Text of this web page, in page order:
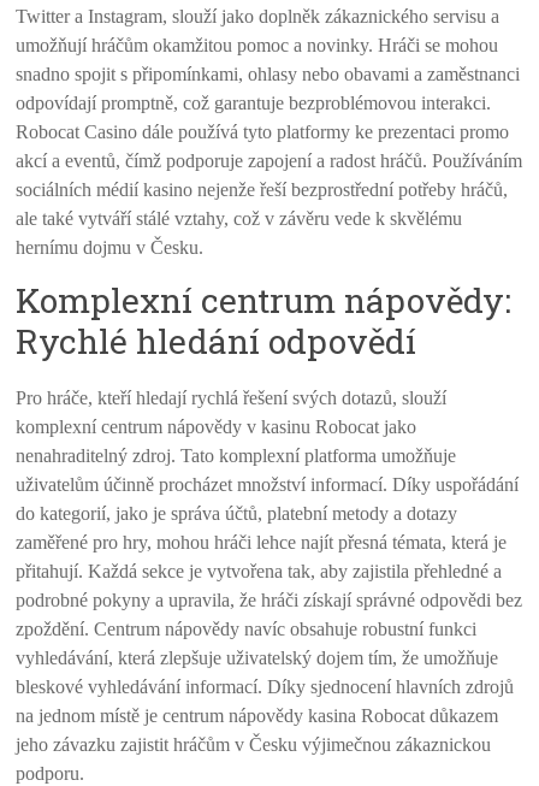
Twitter a Instagram, slouží jako doplněk zákaznického servisu a
umožňují hráčům okamžitou pomoc a novinky. Hráči se mohou
snadno spojit s připomínkami, ohlasy nebo obavami a zaměstnanci
odpovídají promptně, což garantuje bezproblémovou interakci.
Robocat Casino dále používá tyto platformy ke prezentaci promo
akcí a eventů, čímž podporuje zapojení a radost hráčů. Používáním
sociálních médií kasino nejenže řeší bezprostřední potřeby hráčů,
ale také vytváří stálé vztahy, což v závěru vede k skvělému
hernímu dojmu v Česku.
Komplexní centrum nápovědy:
Rychlé hledání odpovědí
Pro hráče, kteří hledají rychlá řešení svých dotazů, slouží
komplexní centrum nápovědy v kasinu Robocat jako
nenahraditelný zdroj. Tato komplexní platforma umožňuje
uživatelům účinně procházet množství informací. Díky uspořádání
do kategorií, jako je správa účtů, platební metody a dotazy
zaměřené pro hry, mohou hráči lehce najít přesná témata, která je
přitahují. Každá sekce je vytvořena tak, aby zajistila přehledné a
podrobné pokyny a upravila, že hráči získají správné odpovědi bez
zpoždění. Centrum nápovědy navíc obsahuje robustní funkci
vyhledávání, která zlepšuje uživatelský dojem tím, že umožňuje
bleskové vyhledávání informací. Díky sjednocení hlavních zdrojů
na jednom místě je centrum nápovědy kasina Robocat důkazem
jeho závazku zajistit hráčům v Česku výjimečnou zákaznickou
podporu.